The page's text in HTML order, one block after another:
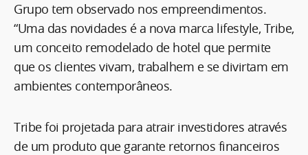
Grupo tem observado nos empreendimentos.
“Uma das novidades é a nova marca lifestyle, Tribe,
um conceito remodelado de hotel que permite
que os clientes vivam, trabalhem e se divirtam em
ambientes contemporâneos.
Tribe foi projetada para atrair investidores através
de um produto que garante retornos financeiros